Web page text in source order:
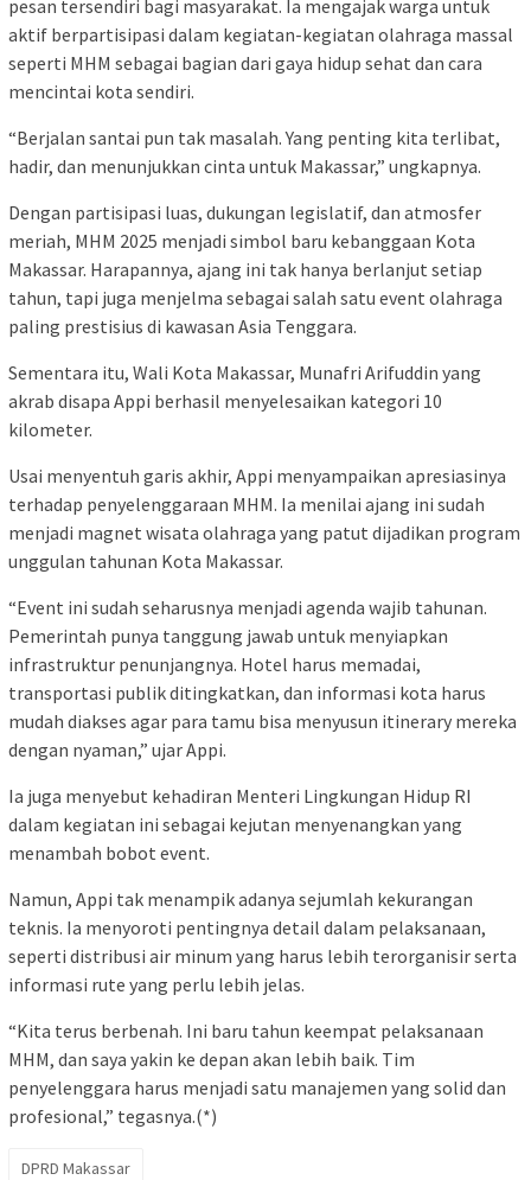
pesan tersendiri bagi masyarakat. Ia mengajak warga untuk
aktif berpartisipasi dalam kegiatan-kegiatan olahraga massal
seperti MHM sebagai bagian dari gaya hidup sehat dan cara
mencintai kota sendiri.
“Berjalan santai pun tak masalah. Yang penting kita terlibat,
hadir, dan menunjukkan cinta untuk Makassar,” ungkapnya.
Dengan partisipasi luas, dukungan legislatif, dan atmosfer
meriah, MHM 2025 menjadi simbol baru kebanggaan Kota
Makassar. Harapannya, ajang ini tak hanya berlanjut setiap
tahun, tapi juga menjelma sebagai salah satu event olahraga
paling prestisius di kawasan Asia Tenggara.
Sementara itu, Wali Kota Makassar, Munafri Arifuddin yang
akrab disapa Appi berhasil menyelesaikan kategori 10
kilometer.
Usai menyentuh garis akhir, Appi menyampaikan apresiasinya
terhadap penyelenggaraan MHM. Ia menilai ajang ini sudah
menjadi magnet wisata olahraga yang patut dijadikan program
unggulan tahunan Kota Makassar.
“Event ini sudah seharusnya menjadi agenda wajib tahunan.
Pemerintah punya tanggung jawab untuk menyiapkan
infrastruktur penunjangnya. Hotel harus memadai,
transportasi publik ditingkatkan, dan informasi kota harus
mudah diakses agar para tamu bisa menyusun itinerary mereka
dengan nyaman,” ujar Appi.
Ia juga menyebut kehadiran Menteri Lingkungan Hidup RI
dalam kegiatan ini sebagai kejutan menyenangkan yang
menambah bobot event.
Namun, Appi tak menampik adanya sejumlah kekurangan
teknis. Ia menyoroti pentingnya detail dalam pelaksanaan,
seperti distribusi air minum yang harus lebih terorganisir serta
informasi rute yang perlu lebih jelas.
“Kita terus berbenah. Ini baru tahun keempat pelaksanaan
MHM, dan saya yakin ke depan akan lebih baik. Tim
penyelenggara harus menjadi satu manajemen yang solid dan
profesional,” tegasnya.(*)
DPRD Makassar